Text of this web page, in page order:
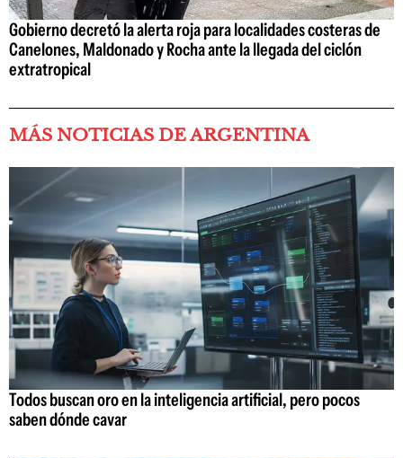
Gobierno decretó la alerta roja para localidades costeras de
Canelones, Maldonado y Rocha ante la llegada del ciclón
extratropical
MÁS NOTICIAS DE ARGENTINA
Todos buscan oro en la inteligencia artificial, pero pocos
saben dónde cavar